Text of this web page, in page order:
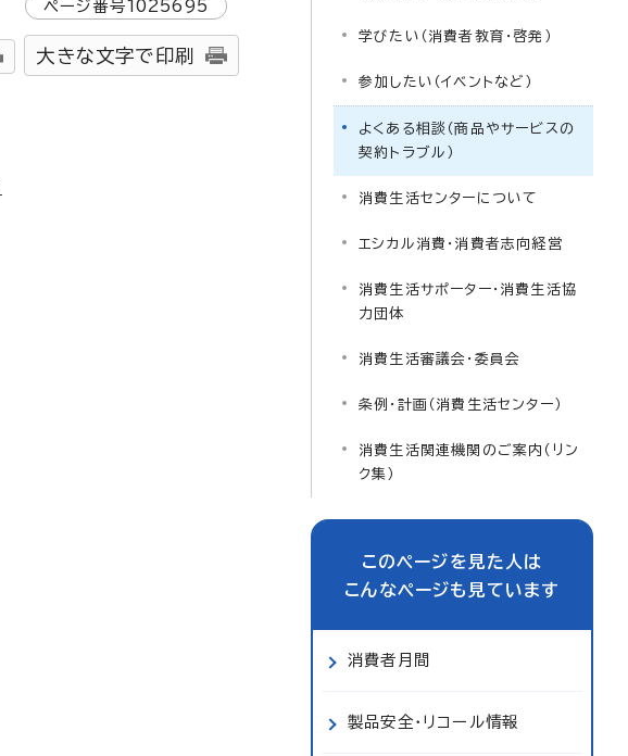
ページ番号1025695
大きな文字で印刷
学びたい（消費者教育・啓発）
参加したい（イベントなど）
よくある相談（商品やサービスの
契約トラブル）
消費生活センターについて
エシカル消費・消費者志向経営
消費生活サポーター・消費生活協
力団体
消費生活審議会・委員会
条例・計画（消費生活センター）
消費生活関連機関のご案内（リン
ク集）
このページを見た人は
こんなページも見ています
消費者月間
製品安全・リコール情報